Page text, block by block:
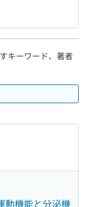
キーワード、著者
動機能と分泌機